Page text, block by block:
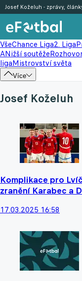
VšeChance Liga2. Liga
ANižší soutěže
ligaMistrovství světa
Více
Josef Koželuh - zprávy,
Josef Koželuh
Komplikace pro
zranění Karabec a
17.03.2025 16:58